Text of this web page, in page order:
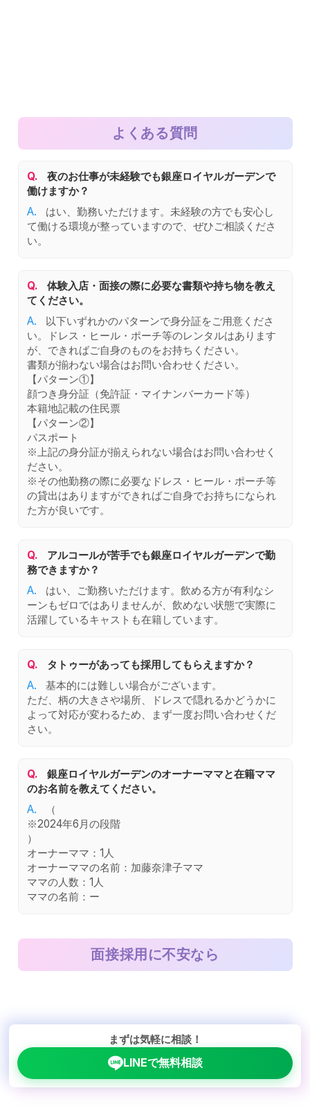
よくある質問
Q.
夜のお仕事が未経験でも銀座ロイヤルガーデンで
働けますか？
A.
はい、勤務いただけます。未経験の方でも安心し
て働ける環境が整っていますので、ぜひご相談くださ
い。
Q.
体験入店・面接の際に必要な書類や持ち物を教え
てください。
A.
以下いずれかのパターンで身分証をご用意くださ
い。ドレス・ヒール・ポーチ等のレンタルはあります
が、できればご自身のものをお持ちください。
書類が揃わない場合はお問い合わせください。
【パターン①】
顔つき身分証（免許証・マイナンバーカード等）
本籍地記載の住民票
【パターン②】
パスポート
※上記の身分証が揃えられない場合はお問い合わせく
ださい。
※その他勤務の際に必要なドレス・ヒール・ポーチ等
の貸出はありますができればご自身でお持ちになられ
た方が良いです。
Q.
アルコールが苦手でも銀座ロイヤルガーデンで勤
務できますか？
A.
はい、ご勤務いただけます。飲める方が有利なシ
ーンもゼロではありませんが、飲めない状態で実際に
活躍しているキャストも在籍しています。
Q.
タトゥーがあっても採用してもらえますか？
A.
基本的には難しい場合がございます。
ただ、柄の大きさや場所、ドレスで隠れるかどうかに
よって対応が変わるため、まず一度お問い合わせくだ
さい。
Q.
銀座ロイヤルガーデンのオーナーママと在籍ママ
のお名前を教えてください。
A.
（
※2024年6月の段階
）
オーナーママ：1人
オーナーママの名前：加藤奈津子ママ
ママの人数：1人
ママの名前：ー
面接採用に不安なら
まずは気軽に相談！
LINEで無料相談